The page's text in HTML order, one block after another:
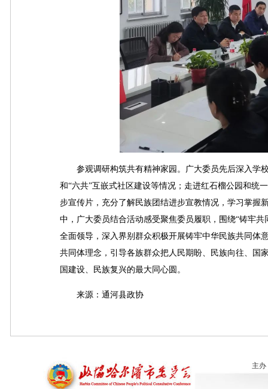
参观调研构筑共有精神家园。广大委员先后深入学
和“六共”互嵌式社区建设等情况；走进红石榴公园和统
步宣传片，充分了解民族团结进步宣教情况，学习掌握
中，广大委员结合活动感受聚焦委员履职，围绕“铸牢
全面领导，深入界别群众积极开展铸牢中华民族共同体
共同体理念，引导各族群众把人民期盼、民族向往、国
国建设、民族复兴的最大同心圆。
来源：通河县政协
主